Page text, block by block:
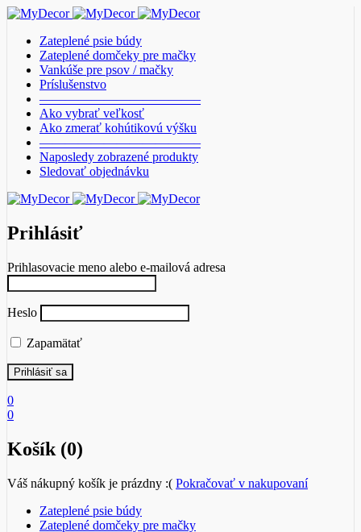
Zateplené psie búdy
Zateplené domčeky pre mačky
Vankúše pre psov / mačky
Príslušenstvo
————————————–
Ako vybrať veľkosť
Ako zmerať kohútikovú výšku
————————————–
Naposledy zobrazené produkty
Sledovať objednávku
Prihlásiť
Prihlasovacie meno alebo e-mailová adresa
Heslo
Zapamätať
0
0
Košík (0)
Váš nákupný košík je prázdny :( Pokračovať v nakupovaní
Zateplené psie búdy
Zateplené domčeky pre mačky